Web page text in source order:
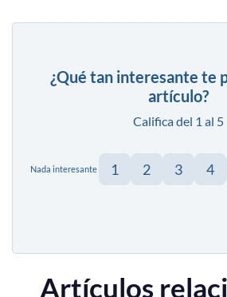
¿Qué tan interesante te
artículo?
Califica del 1 al 5
Nada interesante 1 2 3 4
Artículos